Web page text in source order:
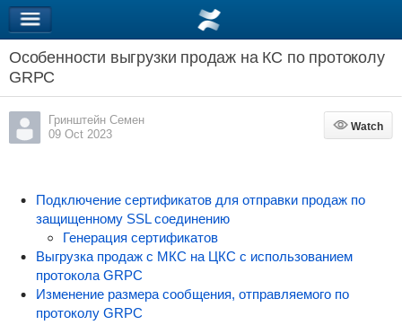
Особенности выгрузки продаж на КС по протоколу
GRPC
Гринштейн Семен
09 Oct 2023
Watch
Watch
Подключение сертификатов для отправки продаж по
защищенному SSL соединению
Генерация сертификатов
Выгрузка продаж с МКС на ЦКС с использованием
протокола GRPC
Изменение размера сообщения, отправляемого по
протоколу GRPC